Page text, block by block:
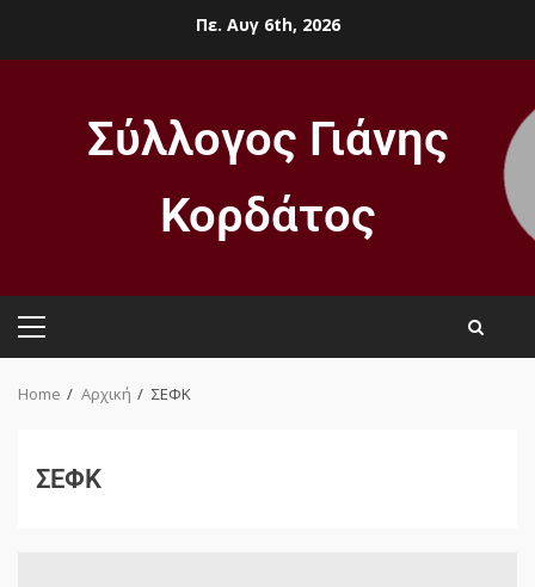
Πε. Αυγ 6th, 2026
Σύλλογος Γιάνης
Κορδάτος
Home Αρχική ΣΕΦΚ
ΣΕΦΚ